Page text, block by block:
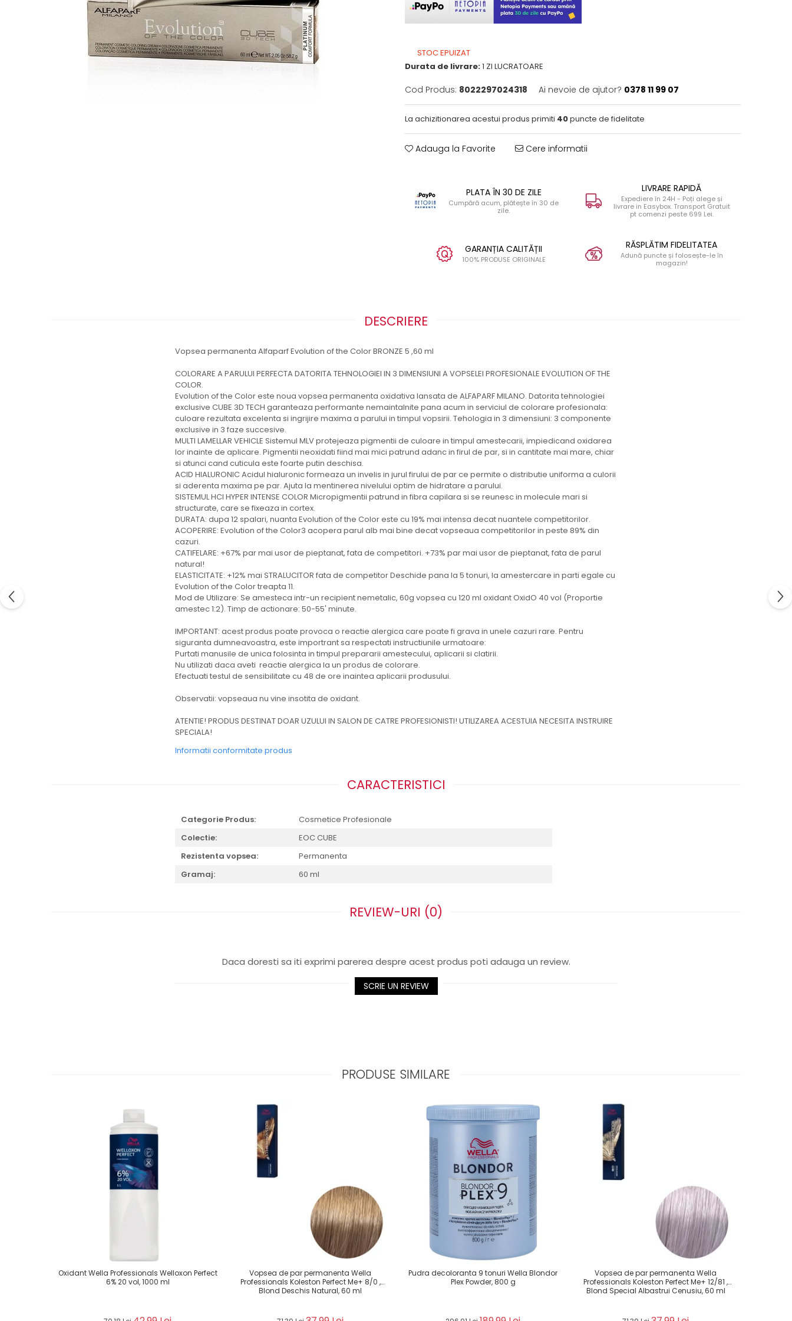
STOC EPUIZAT
Durata de livrare:1 ZI LUCRATOARE
Cod Produs: 8022297024318 Ai nevoie de ajutor? 0378 11 99 07
La achizitionarea acestui produs primiti 40puncte de fidelitate
Adauga la Favorite Cere informatii
PLATA ÎN 30 DE ZILE
Cumpără acum, plătește în 30 de
zile.
LIVRARE RAPIDĂ
Expediere în 24H - Poți alege și
livrare in Easybox. Transport Gratuit
pt comenzi peste 699 Lei.
GARANȚIA CALITĂȚII
100% PRODUSE ORIGINALE
RĂSPLĂTIM FIDELITATEA
Adună puncte și folosește-le în
magazin!
DESCRIERE
Vopsea permanenta Alfaparf Evolution of the Color BRONZE 5 ,60 ml
COLORARE A PARULUI PERFECTA DATORITA TEHNOLOGIEI IN 3 DIMENSIUNI A VOPSELEI PROFESIONALE EVOLUTION OF THE
COLOR.
Evolution of the Color este noua vopsea permanenta oxidativa lansata de ALFAPARF MILANO. Datorita tehnologiei
exclusive CUBE 3D TECH garanteaza performante nemaintalnite pana acum in serviciul de colorare profesionala:
culoare rezultata excelenta si ingrijire maxima a parului in timpul vopsirii. Tehologia in 3 dimensiuni: 3 componente
exclusive in 3 faze succesive.
MULTI LAMELLAR VEHICLE Sistemul MLV protejeaza pigmentii de culoare in timpul amestecarii, impiedicand oxidarea
lor inainte de aplicare. Pigmentii neoxidati fiind mai mici patrund adanc in firul de par, si in cantitate mai mare, chiar
si atunci cand cuticula este foarte putin deschisa.
ACID HIALURONIC Acidul hialuronic formeaza un invelis in jurul firului de par ce permite o distributie uniforma a culorii
si aderenta maxima pe par. Ajuta la mentinerea nivelului optim de hidratare a parului.
SISTEMUL HCI HYPER INTENSE COLOR Micropigmentii patrund in fibra capilara si se reunesc in molecule mari si
structurate, care se fixeaza in cortex.
DURATA: dupa 12 spalari, nuanta Evolution of the Color este cu 19% mai intensa decat nuantele competitorilor.
ACOPERIRE: Evolution of the Color3 acopera parul alb mai bine decat vopseaua competitorilor in peste 89% din
cazuri.
CATIFELARE: +67% par mai usor de pieptanat, fata de competitori. +73% par mai usor de pieptanat, fata de parul
natural!
ELASTICITATE: +12% mai STRALUCITOR fata de competitor Deschide pana la 5 tonuri, la amestercare in parti egale cu
Evolution of the Color treapta 11.
Mod de Utilizare: Se amesteca intr-un recipient nemetalic, 60g vopsea cu 120 ml oxidant OxidO 40 vol (Proportie
amestec 1:2). Timp de actionare: 50-55' minute.
IMPORTANT: acest produs poate provoca o reactie alergica care poate fi grava in unele cazuri rare. Pentru
siguranta dumneavoastra, este importrant sa respectati instructiunile urmatoare:
Purtati manusile de unica folosinta in timpul prepararii amestecului, aplicarii si clatirii.
Nu utilizati daca aveti reactie alergica la un produs de colorare.
Efectuati testul de sensibilitate cu 48 de ore inaintea aplicarii produsului.
Observatii: vopseaua nu vine insotita de oxidant.
ATENTIE! PRODUS DESTINAT DOAR UZULUI IN SALON DE CATRE PROFESIONISTI! UTILIZAREA ACESTUIA NECESITA INSTRUIRE
SPECIALA!
Informatii conformitate produs
CARACTERISTICI
Categorie Produs:
Cosmetice Profesionale
Colectie:
EOC CUBE
Rezistenta vopsea:
Permanenta
Gramaj:
60 ml
REVIEW-URI (0)
Daca doresti sa iti exprimi parerea despre acest produs poti adauga un review.
SCRIE UN REVIEW
PRODUSE SIMILARE
Oxidant Wella Professionals Welloxon Perfect
6% 20 vol, 1000 ml
Vopsea de par permanenta Wella
Professionals Koleston Perfect Me+ 8/0 ,
Blond Deschis Natural, 60 ml
Pudra decoloranta 9 tonuri Wella Blondor
Plex Powder, 800 g
Vopsea de par permanenta Wella
Professionals Koleston Perfect Me+ 12/81 ,
Blond Special Albastrui Cenusiu, 60 ml